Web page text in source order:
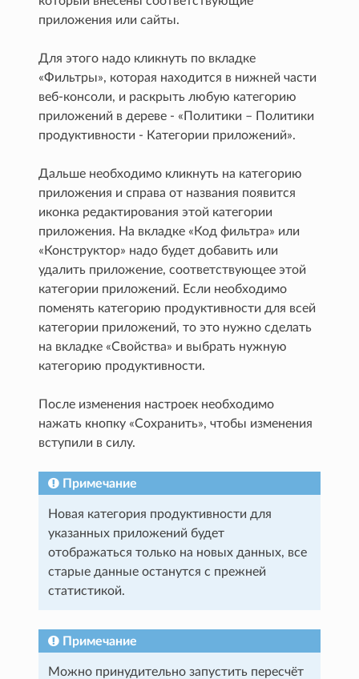
приложения или сайты.
Для этого надо кликнуть по вкладке
«Фильтры», которая находится в нижней части
веб-консоли, и раскрыть любую категорию
приложений в дереве - «Политики – Политики
продуктивности - Категории приложений».
Дальше необходимо кликнуть на категорию
приложения и справа от названия появится
иконка редактирования этой категории
приложения. На вкладке «Код фильтра» или
«Конструктор» надо будет добавить или
удалить приложение, соответствующее этой
категории приложений. Если необходимо
поменять категорию продуктивности для всей
категории приложений, то это нужно сделать
на вкладке «Свойства» и выбрать нужную
категорию продуктивности.
После изменения настроек необходимо
нажать кнопку «Сохранить», чтобы изменения
вступили в силу.
Примечание
Новая категория продуктивности для
указанных приложений будет
отображаться только на новых данных, все
старые данные останутся с прежней
статистикой.
Примечание
Можно принудительно запустить пересчёт